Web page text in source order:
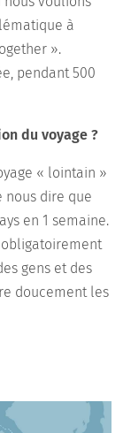
à
».
pendant 500
du voyage ?
« lointain »
nous dire que
en 1 semaine.
obligatoirement
gens et des
doucement les